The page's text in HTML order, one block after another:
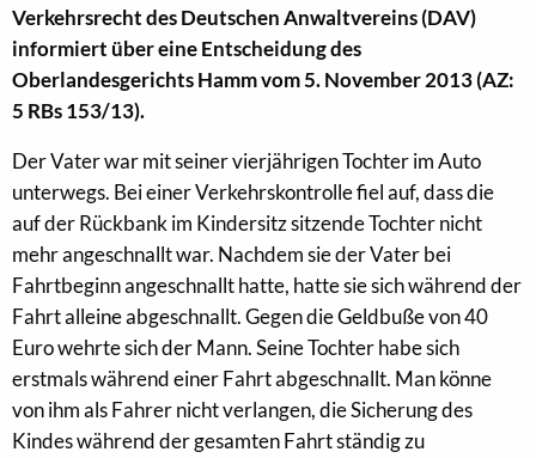
Verkehrsrecht des Deutschen Anwaltvereins (DAV)
informiert über eine Entscheidung des
Oberlandesgerichts Hamm vom 5. November 2013 (AZ:
5 RBs 153/13).
Der Vater war mit seiner vierjährigen Tochter im Auto
unterwegs. Bei einer Verkehrskontrolle fiel auf, dass die
auf der Rückbank im Kindersitz sitzende Tochter nicht
mehr angeschnallt war. Nachdem sie der Vater bei
Fahrtbeginn angeschnallt hatte, hatte sie sich während der
Fahrt alleine abgeschnallt. Gegen die Geldbuße von 40
Euro wehrte sich der Mann. Seine Tochter habe sich
erstmals während einer Fahrt abgeschnallt. Man könne
von ihm als Fahrer nicht verlangen, die Sicherung des
Kindes während der gesamten Fahrt ständig zu